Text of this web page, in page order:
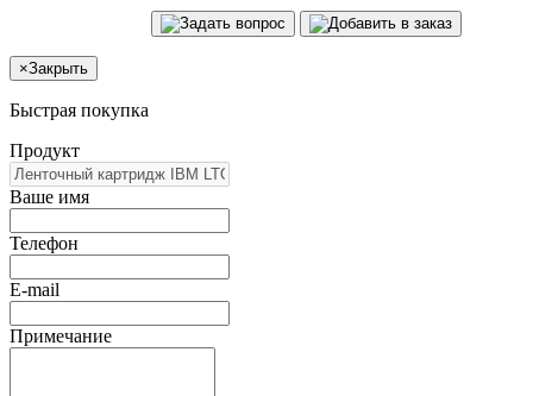
×Закрыть
Быстрая покупка
Продукт
Ваше имя
Телефон
E-mail
Примечание